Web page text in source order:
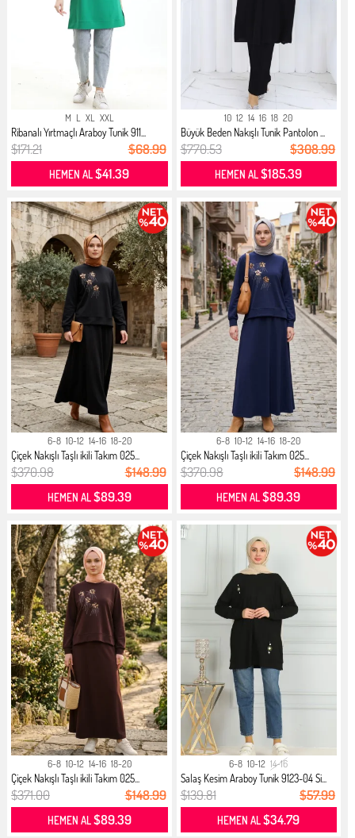
M L XL XXL
Ribanalı Yırtmaçlı Araboy Tunik 911...
$171.21 $68.99
HEMEN AL$41.39
10 12 14 16 18 20
Büyük Beden Nakışlı Tunik Pantolon ...
$770.53 $308.99
HEMEN AL$185.39
6-8 10-12 14-16 18-20
Çiçek Nakışlı Taşlı ikili Takım 025...
$370.98 $148.99
HEMEN AL$89.39
6-8 10-12 14-16 18-20
Çiçek Nakışlı Taşlı ikili Takım 025...
$370.98 $148.99
HEMEN AL$89.39
6-8 10-12 14-16 18-20
Çiçek Nakışlı Taşlı ikili Takım 025...
$371.00 $148.99
HEMEN AL$89.39
6-8 10-12 14-16
Salaş Kesim Araboy Tunik 9123-04 Si...
$139.81 $57.99
HEMEN AL$34.79